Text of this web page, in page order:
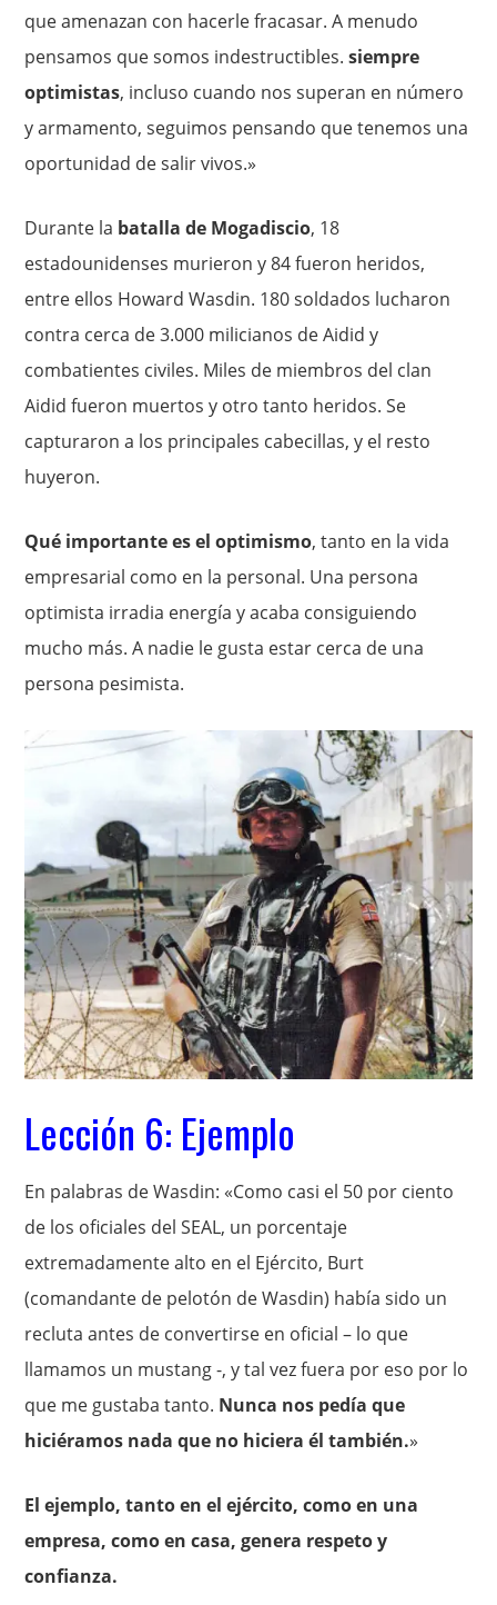
que amenazan con hacerle fracasar. A menudo
pensamos que somos indestructibles.siempre
optimistas, incluso cuando nos superan en número
y armamento, seguimos pensando que tenemos una
oportunidad de salir vivos.»
Durante la batalla de Mogadiscio, 18
estadounidenses murieron y 84 fueron heridos,
entre ellos Howard Wasdin. 180 soldados lucharon
contra cerca de 3.000 milicianos de Aidid y
combatientes civiles. Miles de miembros del clan
Aidid fueron muertos y otro tanto heridos. Se
capturaron a los principales cabecillas, y el resto
huyeron.
Qué importante es el optimismo, tanto en la vida
empresarial como en la personal. Una persona
optimista irradia energía y acaba consiguiendo
mucho más. A nadie le gusta estar cerca de una
persona pesimista.
Lección 6: Ejemplo
En palabras de Wasdin: «Como casi el 50 por ciento
de los oficiales del SEAL, un porcentaje
extremadamente alto en el Ejército, Burt
(comandante de pelotón de Wasdin) había sido un
recluta antes de convertirse en oficial – lo que
llamamos un mustang -, y tal vez fuera por eso por lo
que me gustaba tanto. Nunca nos pedía que
hiciéramos nada que no hiciera él también.»
El ejemplo, tanto en el ejército, como en una
empresa, como en casa, genera respeto y
confianza.